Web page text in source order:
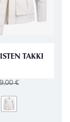
TAKKI
€